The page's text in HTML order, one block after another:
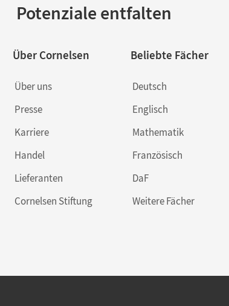
Potenziale entfalten
Über Cornelsen
Über uns
Presse
Karriere
Handel
Lieferanten
Cornelsen Stiftung
Beliebte Fächer
Deutsch
Englisch
Mathematik
Französisch
DaF
Weitere Fächer